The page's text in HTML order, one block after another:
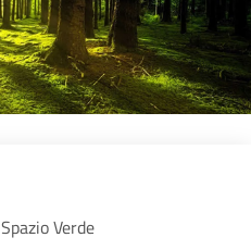
Spazio Verde